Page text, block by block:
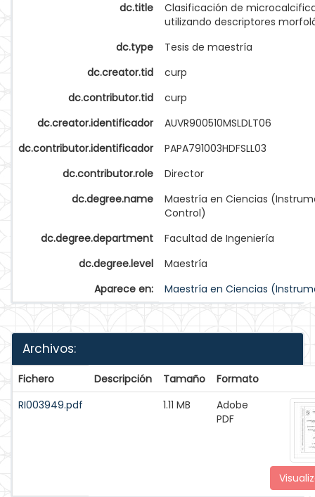
dc.title
Clasificación de
utilizando descriptores
dc.type
Tesis de maestría
dc.creator.tid
curp
dc.contributor.tid
curp
dc.creator.identificador
AUVR900510MSLDLT06
dc.contributor.identificador
PAPA791003HDFSLL03
dc.contributor.role
Director
dc.degree.name
Maestría en Ciencias
Control)
dc.degree.department
Facultad de Ingeniería
dc.degree.level
Maestría
Aparece en:
Maestría en Ciencias
Archivos:
Fichero Descripción Tamaño
Formato
RI003949.pdf
1.11 MB
Adobe
PDF